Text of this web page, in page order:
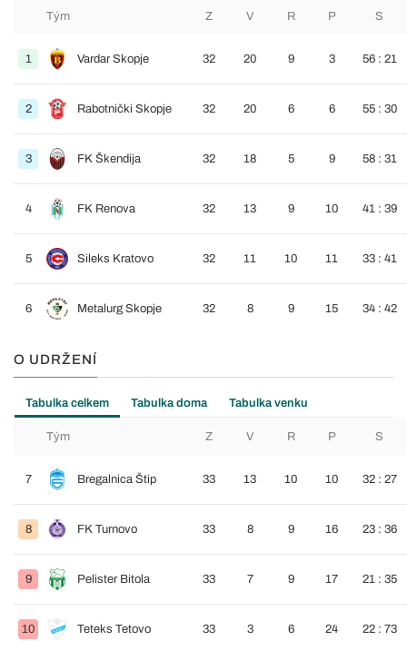
Tým Z V R P S
1 Vardar Skopje 32 20 9 3 56 : 21
2 Rabotnički Skopje 32 20 6 6 55 : 30
3 FK Škendija 32 18 5 9 58 : 31
4 FK Renova 32 13 9 10 41 : 39
5 Sileks Kratovo 32 11 10 11 33 : 41
6 Metalurg Skopje 32 8 9 15 34 : 42
O UDRŽENÍ
Tabulka celkem Tabulka doma Tabulka venku
Tým Z V R P S
7 Bregalnica Štip 33 13 10 10 32 : 27
8 FK Turnovo 33 8 9 16 23 : 36
9 Pelister Bitola 33 7 9 17 21 : 35
10 Teteks Tetovo 33 3 6 24 22 : 73